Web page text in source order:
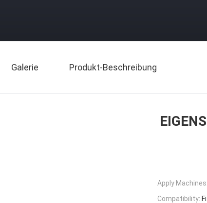
Galerie Produkt-Beschreibung
Apply Machines:
Compatibility: